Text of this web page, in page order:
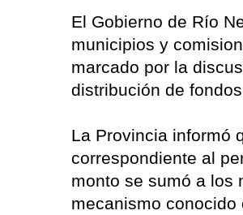
El Gobierno de Río
municipios y
marcado por la
distribución de
La Provincia informó
correspondiente al
monto se sumó a los
mecanismo